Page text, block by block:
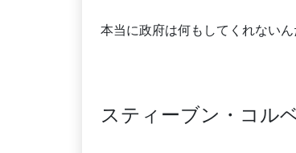
本当に政府は何もしてくれないん
スティーブン・コル